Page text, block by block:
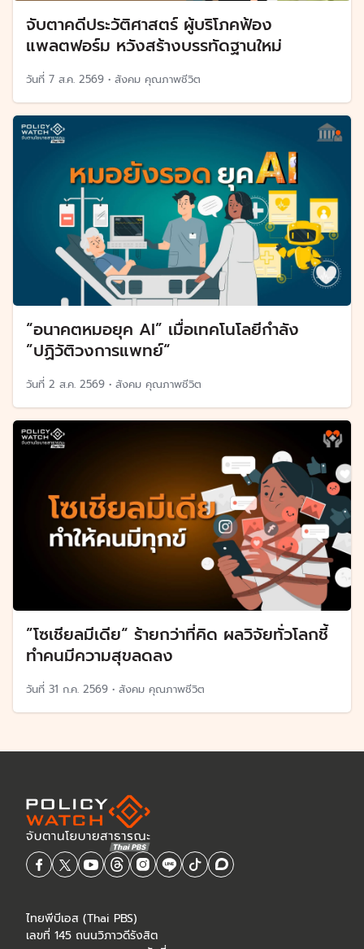
จับตาคดีประวัติศาสตร์ ผู้บริโภคฟ้อง
แพลตฟอร์ม หวังสร้างบรรทัดฐานใหม่
วันที่ 7 ส.ค. 2569 • สังคม คุณภาพชีวิต
“อนาคตหมอยุค AI” เมื่อเทคโนโลยีกำลัง
”ปฏิวัติวงการแพทย์“
วันที่ 2 ส.ค. 2569 • สังคม คุณภาพชีวิต
”โซเชียลมีเดีย“ ร้ายกว่าที่คิด ผลวิจัยทั่วโลกชี้
ทำคนมีความสุขลดลง
วันที่ 31 ก.ค. 2569 • สังคม คุณภาพชีวิต
ไทยพีบีเอส (Thai PBS)
เลขที่ 145 ถนนวิภาวดีรังสิต